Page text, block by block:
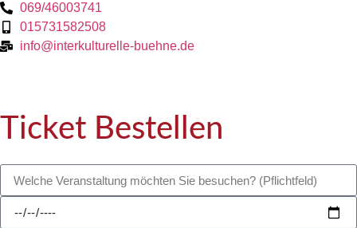
069/46003741
015731582508
info@interkulturelle-buehne.de
Ticket Bestellen